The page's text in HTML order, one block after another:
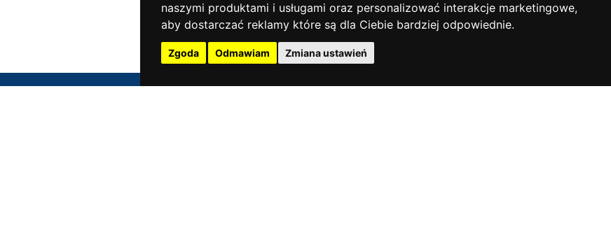
naszymi produktami i usługami oraz personalizować interakcje marketingowe,
aby dostarczać reklamy które są dla Ciebie bardziej odpowiednie.
Zgoda Odmawiam Zmiana ustawień
Pobierz cennik PDF